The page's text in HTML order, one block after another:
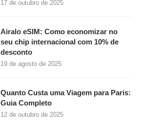
17 de outubro de 2025
Airalo eSIM: Como economizar no
seu chip internacional com 10% de
desconto
19 de agosto de 2025
Quanto Custa uma Viagem para Paris:
Guia Completo
12 de outubro de 2025